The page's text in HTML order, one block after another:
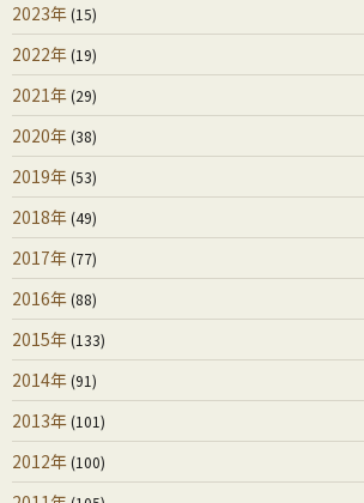
2023年(15)
2022年(19)
2021年(29)
2020年(38)
2019年(53)
2018年(49)
2017年(77)
2016年(88)
2015年(133)
2014年(91)
2013年(101)
2012年(100)